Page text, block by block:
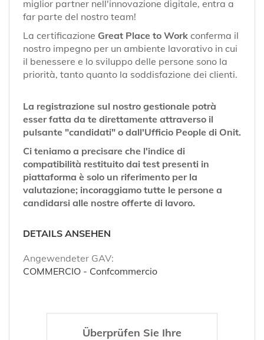
miglior partner nell'innovazione digitale, entra a
far parte del nostro team!
La certificazione Great Place to Work conferma il
nostro impegno per un ambiente lavorativo in cui
il benessere e lo sviluppo delle persone sono la
priorità, tanto quanto la soddisfazione dei clienti.
La registrazione sul nostro gestionale potrà
esser fatta da te direttamente attraverso il
pulsante "candidati" o dall'Ufficio People di Onit.
Ci teniamo a precisare che l'indice di
compatibilità restituito dai test presenti in
piattaforma è solo un riferimento per la
valutazione; incoraggiamo tutte le persone a
candidarsi alle nostre offerte di lavoro.
DETAILS ANSEHEN
Angewendeter GAV:
COMMERCIO - Confcommercio
Überprüfen Sie Ihre